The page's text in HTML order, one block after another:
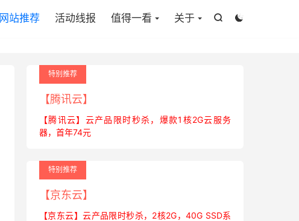


网站推荐 活动线报 值得一看 关于
特别推荐
【腾讯云】
【腾讯云】云产品限时秒杀，爆款1核2G云服务
器，首年74元
特别推荐
【京东云】
【京东云】云产品限时秒杀，2核2G，40G SSD系